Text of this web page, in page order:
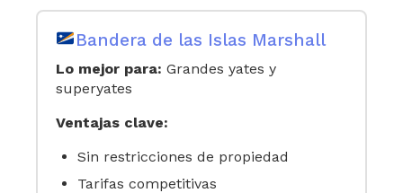
Bandera de las Islas Marshall
Lo mejor para: Grandes yates y
superyates
Ventajas clave:
Sin restricciones de propiedad
Tarifas competitivas